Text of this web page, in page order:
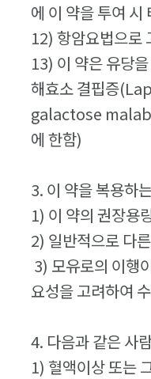
에 이 약을 투여 시
12) 항암요법으로
13) 이 약은 유당
해효소 결핍증
galactose
에 한함)
3. 이 약을 복용하
1) 이 약의 권장용
2) 일반적으로 다
3) 모유로의 이행
요성을 고려하여
4. 다음과 같은 사
1) 혈액이상 또는